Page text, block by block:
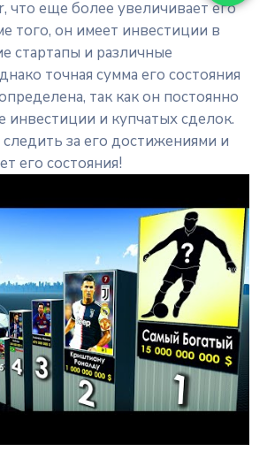
что еще более увеличивает его
того, он имеет инвестиции в
стартапы и различные
точная сумма его состояния
так как он постоянно
инвестиции и купчатых сделок.
за его достижениями и
его состояния!